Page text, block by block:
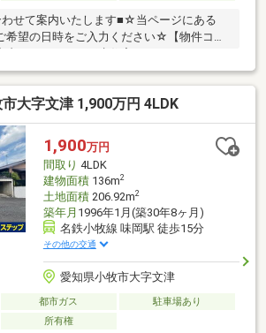
せて案内いたします■☆当ページにある
希望の日時をご入力ください☆【物件コメ
アなどの商業施設が充実♪・自然豊かな公園
活も良好なエリアです！・主要道路が近
スに便利☆・全居室が6帖以上！広々とし
きるおうちです♪・水回りが集中していて、
と皆様のご縁を結ぶことが私たちの使命で
ますことを、心よりお待ち申し上げており
大字文津 1,900万円 4LDK
1,900万円
間取り 4LDK
建物面積136m2
土地面積206.92m2
築年月 1996年1月(築30年8ヶ月)
名鉄小牧線 味岡駅 徒歩15分
その他の交通
愛知県小牧市大字文津
都市ガス
駐車場あり
所有権